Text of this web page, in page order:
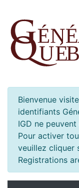
Bienvenue
identifiants
IGD ne
Pour activer
veuillez cliquer
Registrations